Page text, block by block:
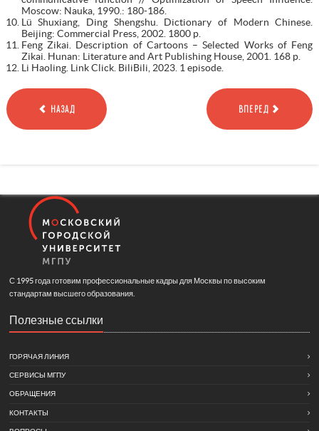
Moscow: Nauka, 1990.: 180-186.
Lü Shuxiang, Ding Shengshu. Dictionary of Modern Chinese.
Beijing: Commercial Press, 2002. 1800 p.
Feng Zikai. Description of Cartoons – Selected Works of Feng
Zikai. Hunan: Literature and Art Publishing House, 2001. 168 p.
Li Haoling. Link Click. BiliBili, 2023. 1 episode.
НАЗАД ВПЕРЕД
С 1995 года готовим профессиональные кадры для Москвы по высоким
стандартам высшего образования.
Полезные ссылки
ГОРЯЧАЯ ЛИНИЯ
СЕРВИСЫ МГПУ
ОБРАЩЕНИЯ
КОНТАКТЫ